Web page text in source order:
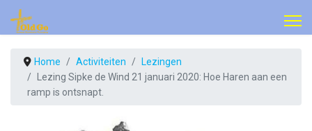
Home Activiteiten
Lezingen
Lezing Sipke de Wind 21 januari 2020: Hoe Haren aan een
ramp is ontsnapt.